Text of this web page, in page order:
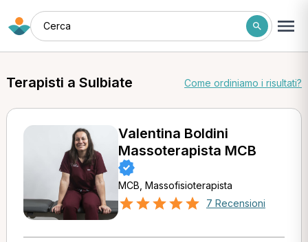
Cerca
Terapisti a Sulbiate Come ordiniamo i risultati?
Valentina Boldini
Massoterapista MCB
MCB, Massofisioterapista
7 Recensioni